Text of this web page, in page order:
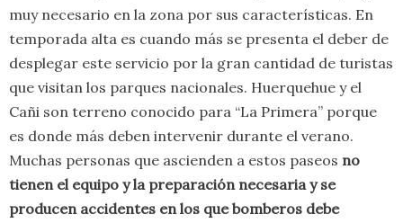
muy necesario en la zona por sus características. En
temporada alta es cuando más se presenta el deber de
desplegar este servicio por la gran cantidad de turistas
que visitan los parques nacionales. Huerquehue y el
Cañi son terreno conocido para “La Primera” porque
es donde más deben intervenir durante el verano.
Muchas personas que ascienden a estos paseos no
tienen el equipo y la preparación necesaria y se
producen accidentes en los que bomberos debe